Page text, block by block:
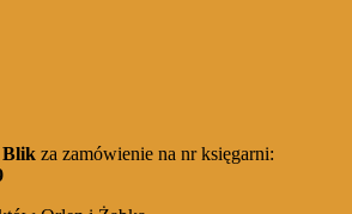
Blik za zamówienie na nr księgarni: